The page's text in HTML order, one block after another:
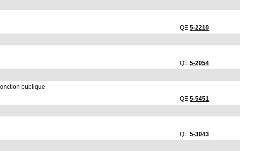
QE5-2210
QE5-2054
publique
QE5-5451
QE5-3043